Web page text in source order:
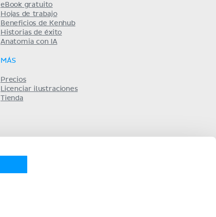
eBook gratuito
Hojas de trabajo
Beneficios de Kenhub
Historias de éxito
Anatomia con IA
MÁS
Precios
Licenciar ilustraciones
Tienda